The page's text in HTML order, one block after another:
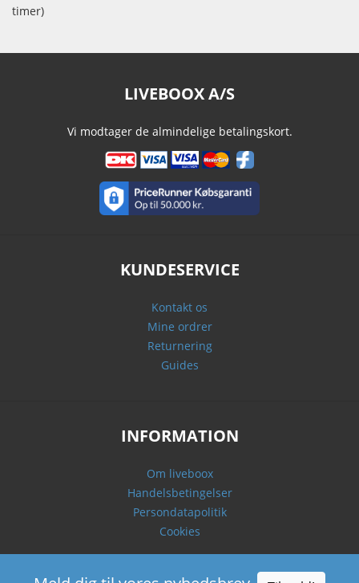
timer)
LIVEBOOX A/S
Vi modtager de almindelige betalingskort.
KUNDESERVICE
Kontakt os
Mine ordrer
Returnering
Guides
INFORMATION
Om liveboox
Handelsbetingelser
Persondatapolitik
Cookies